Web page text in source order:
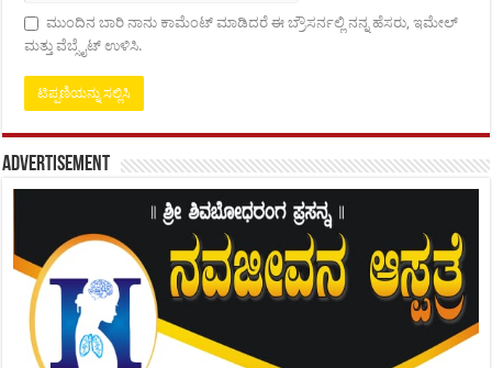
ಮುಂದಿನ ಬಾರಿ ನಾನು ಕಾಮೆಂಟ್ ಮಾಡಿದರೆ ಈ ಬ್ರೌಸರ್ನಲ್ಲಿ ನನ್ನ ಹೆಸರು, ಇಮೇಲ್
ಮತ್ತು ವೆಬ್ಸೈಟ್ ಉಳಿಸಿ.
Advertisement